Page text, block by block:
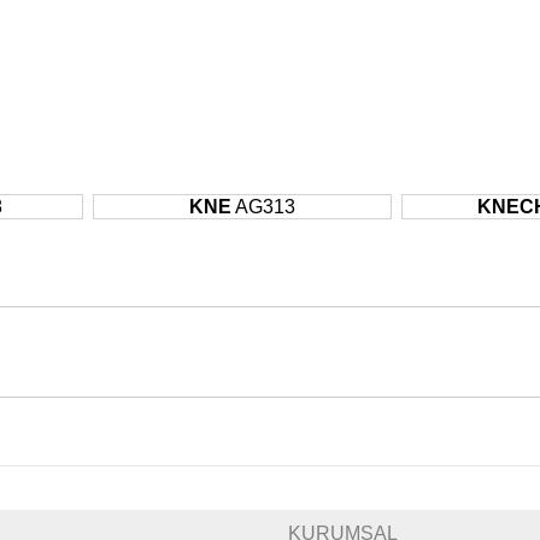
KNE AG313
KURUMSAL